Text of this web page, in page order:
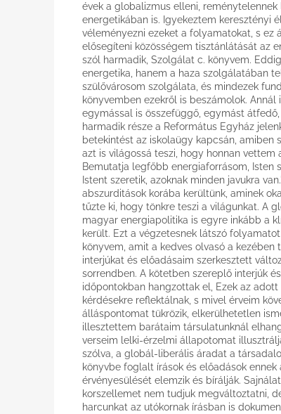
évek a globalizmus elleni,
energetikában is. Igyekeztem keresztényi
véleményezni ezeket a folyamatokat, s ez
elősegíteni közösségem tisztánlátását az
szól harmadik, Szolgálat c. könyvem.
energetika, hanem a haza szolgálatában
szülővárosom szolgálata, és mindezek
könyvemben ezekről is beszámolok.
egymással is összefüggő, egymást
harmadik része a Református Egyház
betekintést az iskolaügy kapcsán, amiben
azt is világossá teszi, hogy honnan vettem
Bemutatja legfőbb energiaforrásom, Isten
Istent szeretik, azoknak minden javukra
abszurditások korába kerültünk, aminek
tűzte ki, hogy tönkre teszi a világunkat. A
magyar energiapolitika is egyre inkább a
került. Ezt a végzetesnek látszó
könyvem, amit a kedves olvasó a kezében
interjúkat és előadásaim szerkesztett
sorrendben. A kötetben szereplő interjúk
időpontokban hangzottak el, Ezek az
kérdésekre reflektálnak, s mivel érveim
álláspontomat tükrözik, elkerülhetetlen
illesztettem barátaim társulatunknál
verseim lelki-érzelmi állapotomat
szólva, a globál-liberális áradat a
könyvbe foglalt írások és előadások
érvényesülését elemzik és bírálják.
korszellemet nem tudjuk megváltoztatni,
harcunkat az utókornak írásban is